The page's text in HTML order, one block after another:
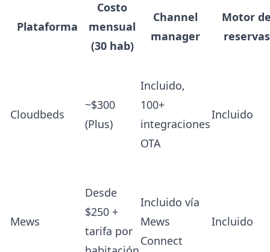
Plataforma
Costo
mensual
(30 hab)
Channel
manager
Motor
reservas
Cloudbeds
~$300
(Plus)
Incluido,
100+
integraciones
OTA
Incluido
Mews
Desde
$250 +
tarifa por
Incluido vía
Mews
Connect
Incluido